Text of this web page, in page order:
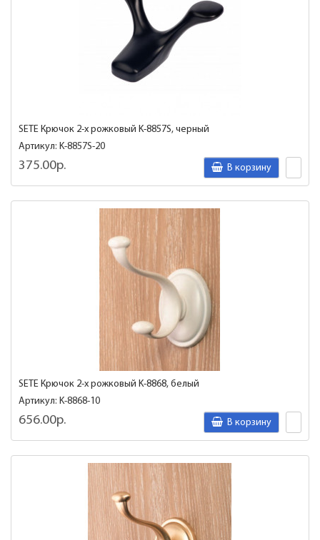
SETE Крючок 2-х рожковый K-8857S, черный
Артикул: K-8857S-20
375.00р. В корзину
SETE Крючок 2-х рожковый K-8868, белый
Артикул: K-8868-10
656.00р. В корзину